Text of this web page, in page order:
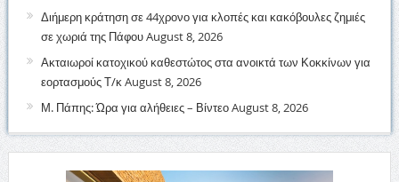
Διήμερη κράτηση σε 44χρονο για κλοπές και κακόβουλες ζημιές
σε χωριά της ΠάφουAugust 8, 2026
Ακταιωροί κατοχικού καθεστώτος στα ανοικτά των Κοκκίνων για
εορτασμούς Τ/κAugust 8, 2026
Μ. Πάπης: Ώρα για αλήθειες – ΒίντεοAugust 8, 2026